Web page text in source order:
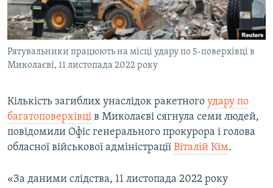
СПЕЦПРОЄКТИ
ПОДКАСТИ
КРИМ РЕАЛІЇ
УКР
КТАТ
Рятувальники працюють на місці удару по 5-поверхівці в
Миколаєві, 11 листопада 2022 року
Кількість загиблих унаслідок ракетного удару по
багатоповерхівці в Миколаєві сягнула семи людей,
повідомили Офіс генерального прокурора і голова
обласної військової адміністрації Віталій Кім.
«За даними слідства, 11 листопада 2022 року